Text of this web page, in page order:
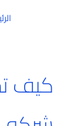
كيف